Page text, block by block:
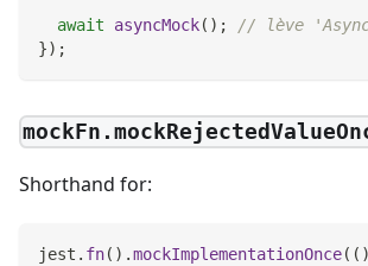
await asyncMock( ) ;
// lève
}) ;
Shorthand for:
jest . fn( ) .mockImplementationOnce( ( )